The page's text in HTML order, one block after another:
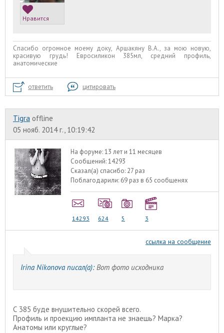
Нравится
Спасибо огромное моему доку, Аршакяну В.А., за мою новую,
красивую грудь! Евросиликон 385мл, средний профиль,
анатомические
ответить цитировать
Tigra offline
05 нояб. 2014 г., 10:19:42
На форуме:13 лет и 11 месяцев
Сообщений:14293
Сказал(а) спасибо: 27 раз
Поблагодарили: 69 раз в 65 сообщенях
14293 624 5 3
ссылка на сообщение
Irina Nikonova писал(а):Вот фото исходника
С 385 буде внушительно скорей всего.
Профиль и проекцию импланта не знаешь? Марка?
Анатомы или круглые?